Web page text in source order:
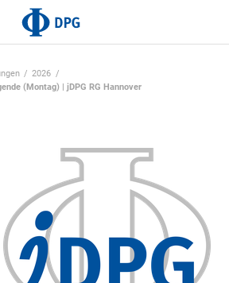
2026
(Montag) | jDPG RG Hannover